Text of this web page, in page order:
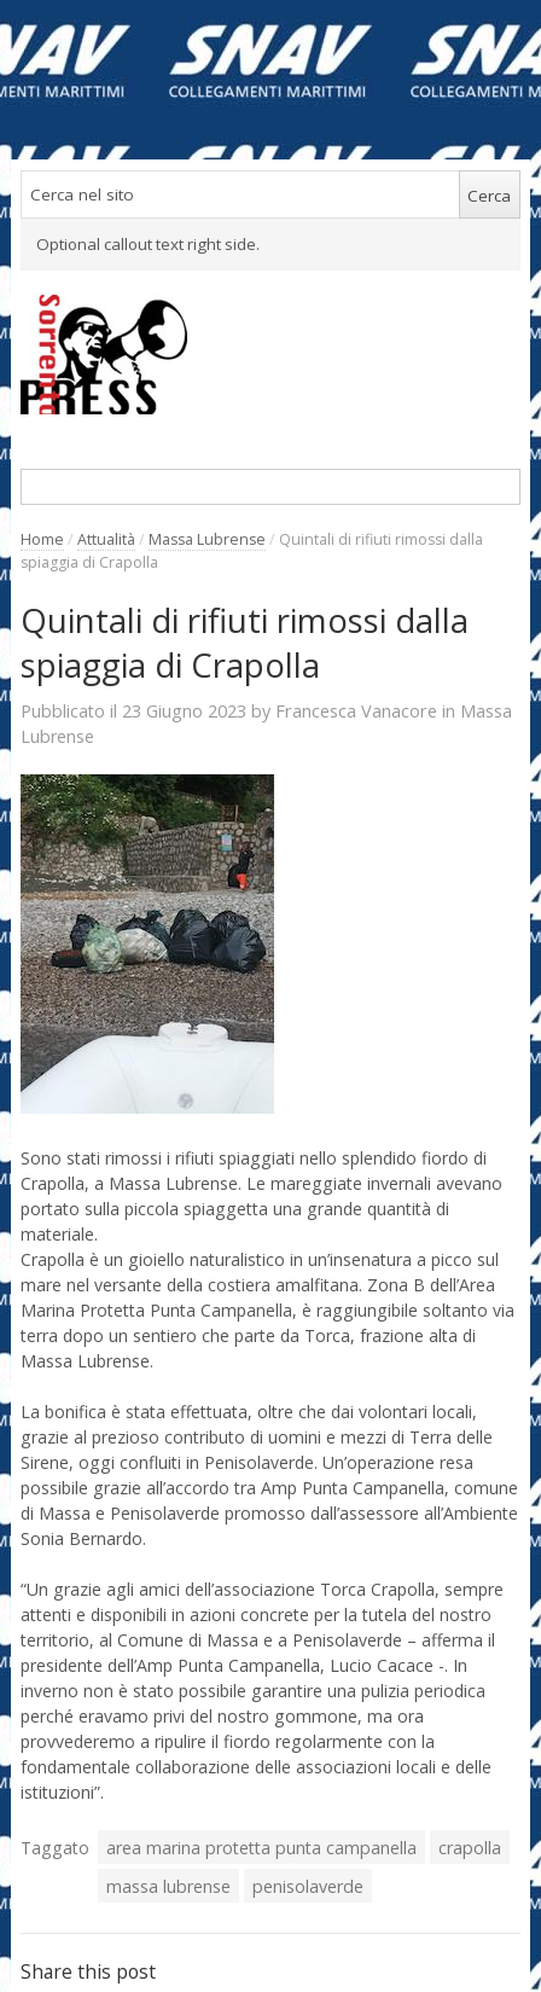
Optional callout text right side.
Home / Attualità / Massa Lubrense / Quintali di rifiuti rimossi dalla
spiaggia di Crapolla
Quintali di rifiuti rimossi dalla
spiaggia di Crapolla
Pubblicato il 23 Giugno 2023 by Francesca Vanacore in Massa
Lubrense
Sono stati rimossi i rifiuti spiaggiati nello splendido fiordo di
Crapolla, a Massa Lubrense. Le mareggiate invernali avevano
portato sulla piccola spiaggetta una grande quantità di
materiale.
Crapolla è un gioiello naturalistico in un’insenatura a picco sul
mare nel versante della costiera amalfitana. Zona B dell’Area
Marina Protetta Punta Campanella, è raggiungibile soltanto via
terra dopo un sentiero che parte da Torca, frazione alta di
Massa Lubrense.
La bonifica è stata effettuata, oltre che dai volontari locali,
grazie al prezioso contributo di uomini e mezzi di Terra delle
Sirene, oggi confluiti in Penisolaverde. Un’operazione resa
possibile grazie all’accordo tra Amp Punta Campanella, comune
di Massa e Penisolaverde promosso dall’assessore all’Ambiente
Sonia Bernardo.
“Un grazie agli amici dell’associazione Torca Crapolla, sempre
attenti e disponibili in azioni concrete per la tutela del nostro
territorio, al Comune di Massa e a Penisolaverde – afferma il
presidente dell’Amp Punta Campanella, Lucio Cacace -. In
inverno non è stato possibile garantire una pulizia periodica
perché eravamo privi del nostro gommone, ma ora
provvederemo a ripulire il fiordo regolarmente con la
fondamentale collaborazione delle associazioni locali e delle
istituzioni”.
Taggato area marina protetta punta campanella
crapolla
massa lubrense
penisolaverde
Share this post